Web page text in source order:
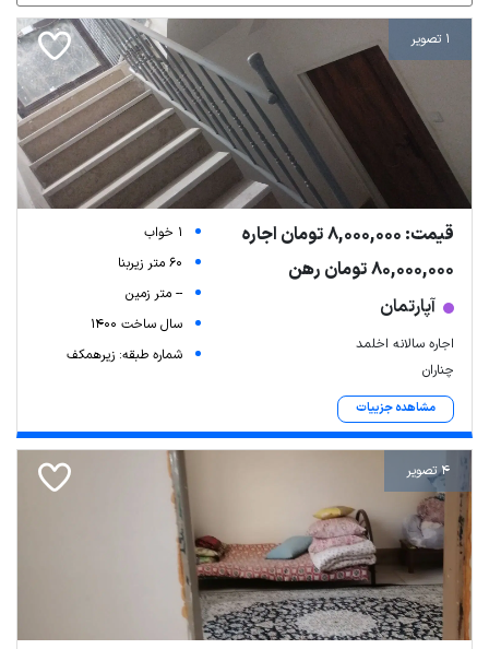
1 تصویر
قیمت: 8,000,000 تومان اجاره
80,000,000 تومان رهن
آپارتمان
اجاره سالانه اخلمد
چناران
مشاهده جزییات
1 خواب
60 متر زیربنا
-- متر زمین
سال ساخت 1400
شماره طبقه: زیرهمکف
4 تصویر